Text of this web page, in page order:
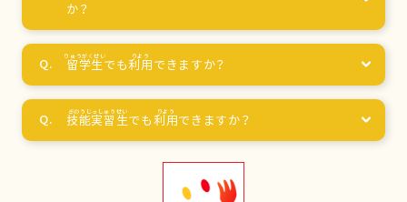
か？
留学生でも利用 できますか？
技能実習生でも利用できますか？